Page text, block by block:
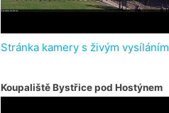
Stránka kamery s živým vysíláním
Koupaliště Bystřice pod Hostýnem